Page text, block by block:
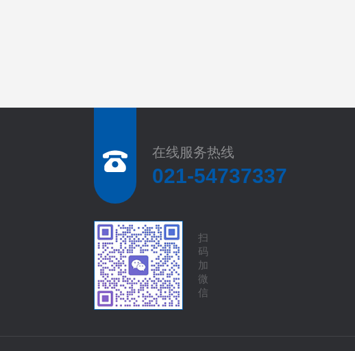
在线服务热线
021-54737337
扫
码
加
微
信